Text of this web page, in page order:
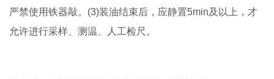
严禁使用铁器敲。(3)装油结束后，应静置5min及以上，才
允许进行采样、测温、人工检尺。